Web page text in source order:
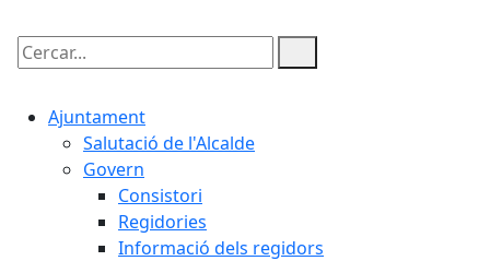
Cercar:
Ajuntament
Salutació de l'Alcalde
Govern
Consistori
Regidories
Informació dels regidors